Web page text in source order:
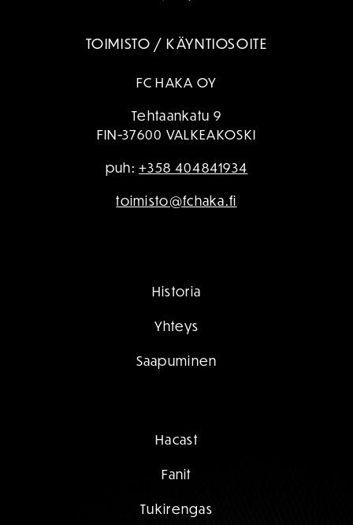
TOIMISTO / KÄYNTIOSOITE
FC HAKA OY
Tehtaankatu 9
FIN-37600 VALKEAKOSKI
puh:+358 404841934
toimisto@fchaka.fi
Historia
Yhteys
Saapuminen
Hacast
Fanit
Tukirengas